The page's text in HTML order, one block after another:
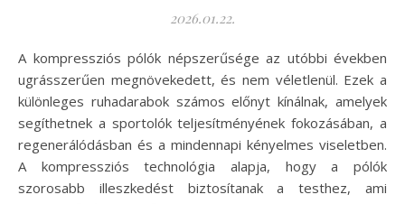
2026.01.22.
A kompressziós pólók népszerűsége az utóbbi években
ugrásszerűen megnövekedett, és nem véletlenül. Ezek a
különleges ruhadarabok számos előnyt kínálnak, amelyek
segíthetnek a sportolók teljesítményének fokozásában, a
regenerálódásban és a mindennapi kényelmes viseletben.
A kompressziós technológia alapja, hogy a pólók
szorosabb illeszkedést biztosítanak a testhez, ami